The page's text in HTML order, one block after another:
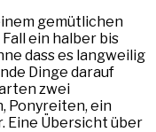
gemütlichen
ein halber bis
dass es langweilig
Dinge darauf
zwei
Ponyreiten, ein
Eine Übersicht über